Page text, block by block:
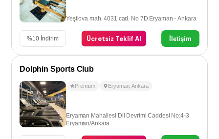
Yeşilova mah. 4031 cad. No 7D Eryaman - Ankara
%10 İndirim Ücretsiz Teklif Al İletişim
Dolphin Sports Club
Premium Eryaman,Ankara
Eryaman Mahallesi Dil Devrimi Caddesi No:4-3
Eryaman/Ankara